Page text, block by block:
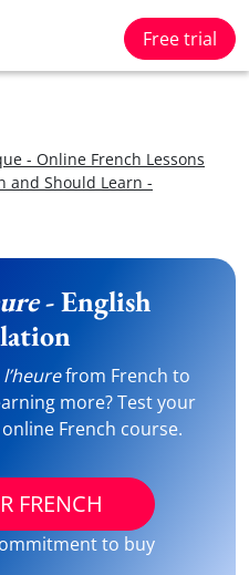
Free trial
- Online French Lessons
and Should Learn -
- English
from French to
more? Test your
French course.
FRENCH
to buy